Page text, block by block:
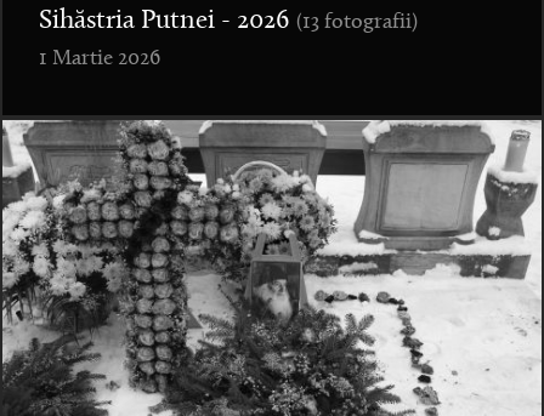
Sihăstria Putnei - 2026 (13 fotografii)
1 Martie 2026